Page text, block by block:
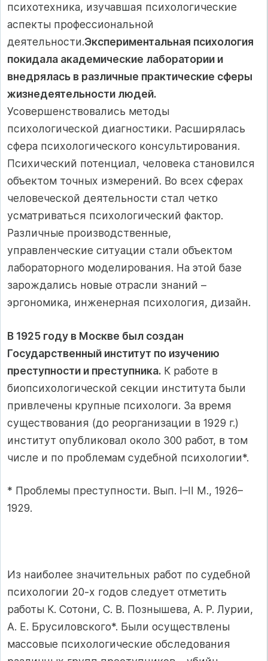
психотехника, изучавшая психологические
аспекты профессиональной
деятельности.Экспериментальная психология
покидала академические лаборатории и
внедрялась в различные практические сферы
жизнедеятельности людей.
Усовершенствовались методы
психологической диагностики. Расширялась
сфера психологического консультирования.
Психический потенциал, человека становился
объектом точных измерений. Во всех сферах
человеческой деятельности стал четко
усматриваться психологический фактор.
Различные производственные,
управленческие ситуации стали объектом
лабораторного моделирования. На этой базе
зарождались новые отрасли знаний –
эргономика, инженерная психология, дизайн.
В 1925 году в Москве был создан
Государственный институт по изучению
преступности и преступника. К работе в
биопсихологической секции института были
привлечены крупные психологи. За время
существования (до реорганизации в 1929 г.)
институт опубликовал около 300 работ, в том
числе и по проблемам судебной психологии*.
* Проблемы преступности. Вып. I–II М., 1926–
1929.
Из наиболее значительных работ по судебной
психологии 20-х годов следует отметить
работы К. Сотони, С. В. Познышева, А. Р. Лурии,
А. Е. Брусиловского*. Были осуществлены
массовые психологические обследования